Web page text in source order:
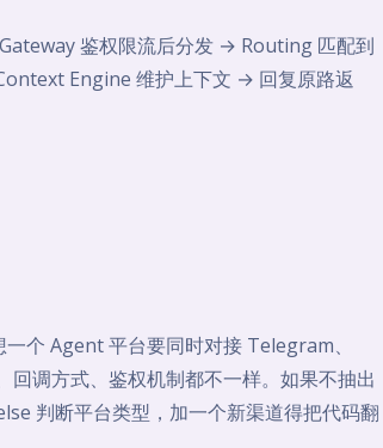
鉴权限流后分发 → Routing 匹配到
Engine 维护上下文 → 回复原路返
个 Agent 平台要同时对接 Telegram、
调方式、鉴权机制都不一样。如果不抽出
判断平台类型，加一个新渠道得把代码翻